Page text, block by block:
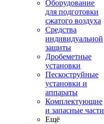
Оборудование
для подготовки
сжатого воздуха
Средства
индивидуальной
защиты
Дробеметные
установки
Пескоструйные
установки и
аппараты
Комплектующие
и запасные части
Ещё